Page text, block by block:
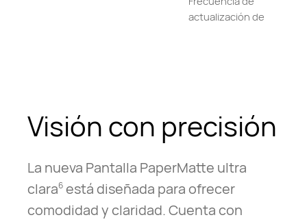
actualización de
Visión con precisión
La nueva Pantalla PaperMatte ultra
clara6está diseñada para ofrecer
comodidad y claridad. Cuenta con